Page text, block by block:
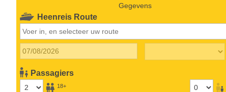
Gegevens
Heenreis Route
Passagiers
18+